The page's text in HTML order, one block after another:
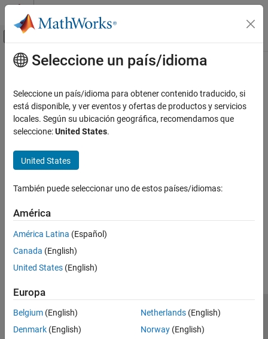
Saltar al contenido
Mostrar/ocultar menú de navegación
Inicio de Documentación
Contenido principal
How useful was this information?
Seleccione un país/idioma
Seleccione un país/idioma para obtener contenido traducido, si
está disponible, y ver eventos y ofertas de productos y servicios
locales. Según su ubicación geográfica, recomendamos que
seleccione:United States.
United States
También puede seleccionar uno de estos países/idiomas:
América
América Latina (Español)
Canada (English)
United States (English)
Europa
Belgium (English)
Denmark (English)
Netherlands(English)
Norway(English)
Centro de confianza
Marcas comerciales
Política de privacidad
Antipiratería
Estado de las aplicaciones